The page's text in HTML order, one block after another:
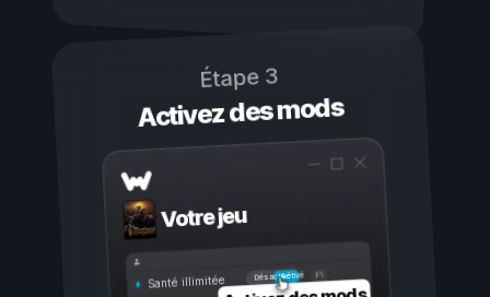
Étape 3
Activez des mods
Votre jeu
Activé
Désactivé
Santé illimitée